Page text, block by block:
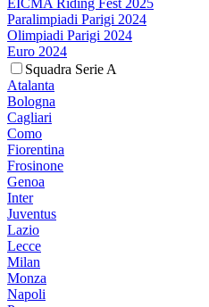
EICMA Riding Fest 2025
Paralimpiadi Parigi 2024
Olimpiadi Parigi 2024
Euro 2024
Squadra Serie A
Atalanta
Bologna
Cagliari
Como
Fiorentina
Frosinone
Genoa
Inter
Juventus
Lazio
Lecce
Milan
Monza
Napoli